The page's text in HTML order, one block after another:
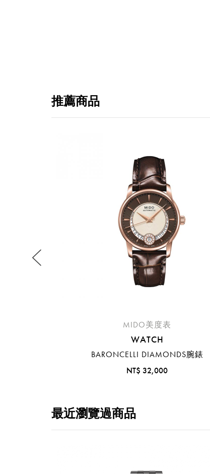
推薦商品
MIDO美度表
WATCH
BARONCELLI DIAMONDS腕錶
NT$ 32,000
最近瀏覽過商品